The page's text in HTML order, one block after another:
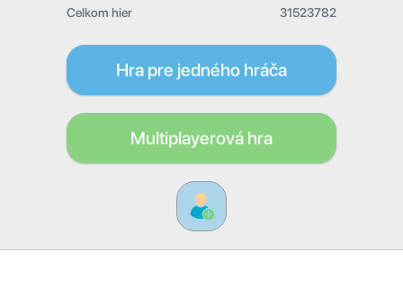
Celkom hier 31523782
Hra pre jedného hráča
Multiplayerová hra